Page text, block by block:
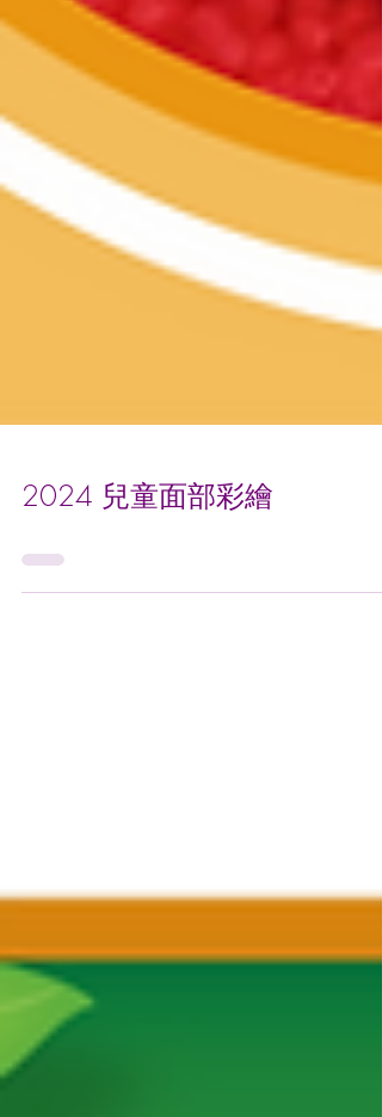
2024 兒童面部彩繪